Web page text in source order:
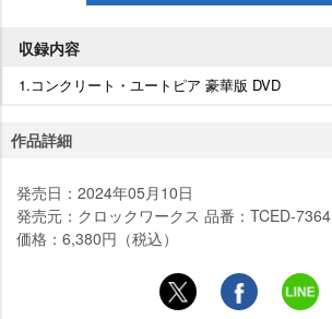
収録内容
1.コンクリート・ユートピア 豪華版 DVD
作品詳細
発売日：2024年05月10日
発売元：クロックワークス 品番：TCED-7364
価格：6,380円（税込）